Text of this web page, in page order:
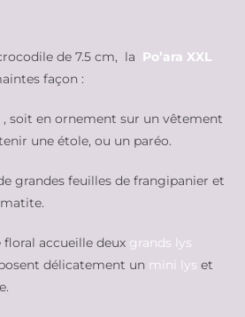
de 7.5 cm, la Po’ara XXL
façon :
, soit en ornement sur un vêtement
une étole, ou un paréo.
grandes feuilles de frangipanier et
accueille deux grands lys
délicatement un mini lys et